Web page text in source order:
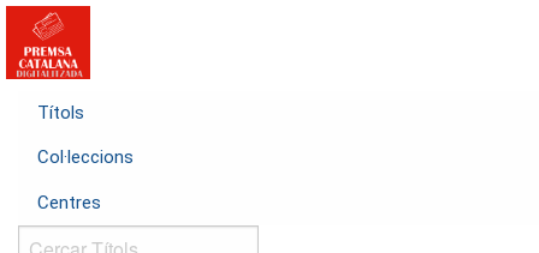
Títols
Col·leccions
Centres
Cercar